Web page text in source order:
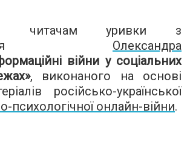
читачам уривки з
Олександра
війни у соціальних
, виконаного на основі
російсько-української
психологічної онлайн-війни.